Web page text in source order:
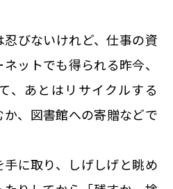
びないけれど、仕事の資
ットでも得られる昨今、
、あとはリサイクルする
、図書館への寄贈などで
に取り、しげしげと眺め